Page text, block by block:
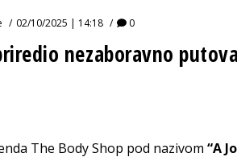
02/10/2025 | 14:18 0
nezaboravno
The Body Shop pod nazivom “A